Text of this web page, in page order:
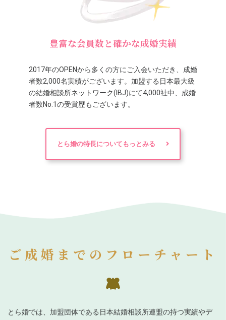
豊富な会員数と確かな成婚実績
2017年のOPENから多くの方にご入会いただき、成婚
者数2,000名実績がございます。加盟する日本最大級
の結婚相談所ネットワーク(IBJ)にて4,000社中、成婚
者数No.1の受賞歴もございます。
とら婚の特長についてもっとみる
ご成婚までのフローチャート
とら婚では、加盟団体である日本結婚相談所連盟の持つ実績やデ